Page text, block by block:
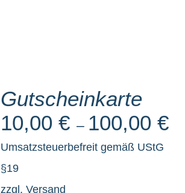
PRODUKT
WEIST
MEHRERE
VARIANTEN
DIE
DETAILS
Gutscheinkarte
10,00 € – 100,00 €
Umsatzsteuerbefreit gemäß UStG
§19
zzgl. Versand